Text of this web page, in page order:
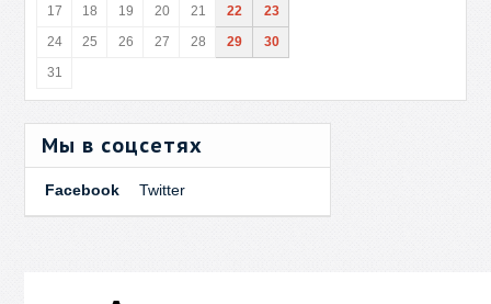
17
18 19 20 21 22
23
24
25 26 27 28 29
30
31
Мы в соцсетях
Facebook Twitter